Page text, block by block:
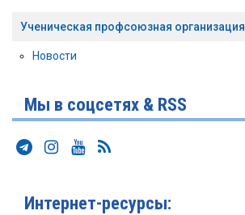
Ученическая профсоюзная организация
Новости
Мы в соцсетях & RSS
Интернет-ресурсы: